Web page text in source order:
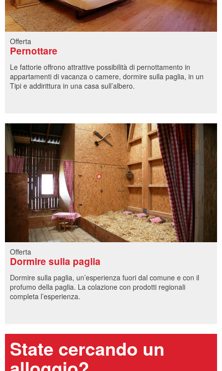
Offerta
Pernottare
Le fattorie offrono attrattive possibilità di pernottamento in
appartamenti di vacanza o camere, dormire sulla paglia, in un
Tipi e addirittura in una casa sull’albero.
Offerta
Dormire sulla paglia
Dormire sulla paglia, un’esperienza fuori dal comune e con il
profumo della paglia. La colazione con prodotti regionali
completa l’esperienza.
State cercando un